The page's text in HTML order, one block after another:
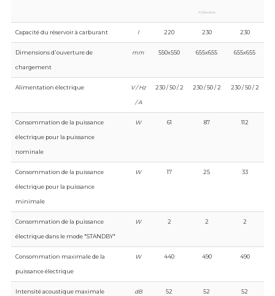
A1/avoine.
Capacité du réservoir à carburant l 220 230 230
Dimensions d᾿ouverture de
chargement
mm 550x550 655x655 655x655
Alimentation électrique V / Hz
/ A
230 / 50 / 2 230 / 50 / 2 230 / 50 / 2
Consommation de la puissance
électrique pour la puissance
nominale
W 61 87 112
Consommation de la puissance
électrique pour la puissance
minimale
W 17 25 33
Consommation de la puissance
électrique dans le mode "STANDBY"
W 2 2 2
Consommation maximale de la
puissance électrique
W 440 490 490
Intensité acoustique maximale dB 52 52 52